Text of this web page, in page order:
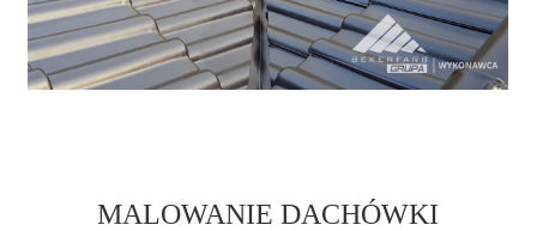
MALOWANIE DACHÓWKI